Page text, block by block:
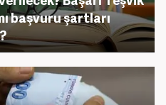
başvuru şartları